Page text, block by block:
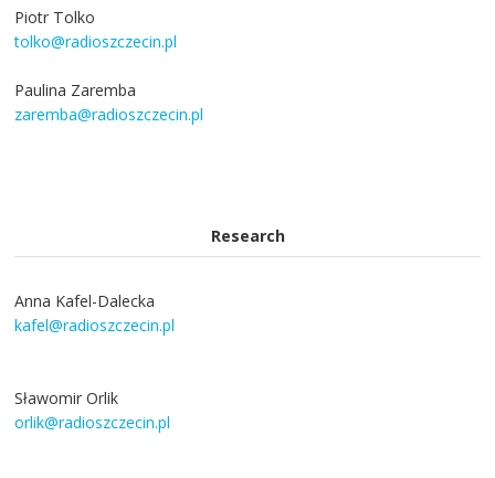
Piotr Tolko
tolko@radioszczecin.pl
Paulina Zaremba
zaremba@radioszczecin.pl
Research
Anna Kafel-Dalecka
kafel@radioszczecin.pl
Sławomir Orlik
orlik@radioszczecin.pl